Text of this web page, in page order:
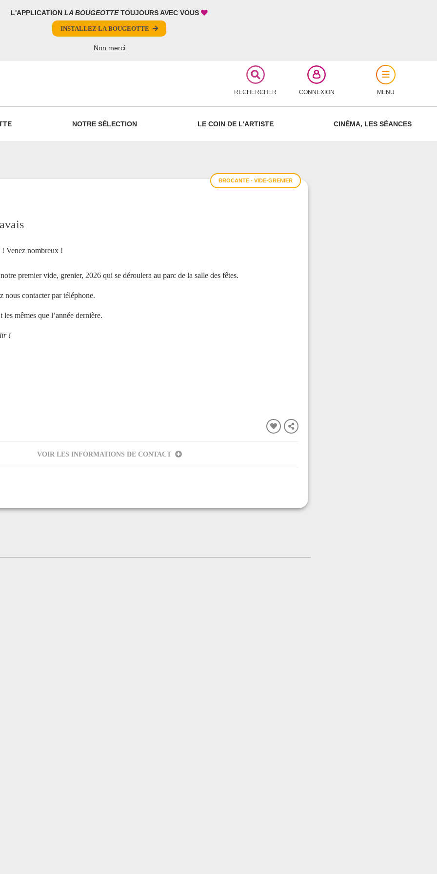
L'APPLICATION LA BOUGEOTTETOUJOURS AVEC VOUS
INSTALLEZ LA BOUGEOTTE
Non merci
RECHERCHER CONNEXION MENU
NOTRE SÉLECTION LE COIN DE L'ARTISTE CINÉMA, LES SÉANCES
BROCANTE - VIDE-GRENIER
Venez nombreux !
premier vide, grenier, 2026 qui se déroulera au parc de la salle des fêtes.
nous contacter par téléphone.
mêmes que l’année dernière.
!
VOIR LES INFORMATIONS DE CONTACT
FERMER
PARTAGER